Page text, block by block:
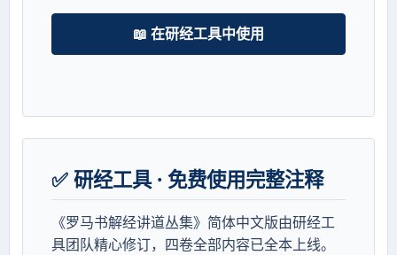
📖 在研经工具中使用
✅ 研经工具 · 免费使用完整注释
《罗马书解经讲道丛集》简体中文版由研经工
具团队精心修订，四卷全部内容已全本上线。